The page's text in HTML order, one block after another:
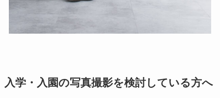
入学・入園の写真撮影を検討している方へ